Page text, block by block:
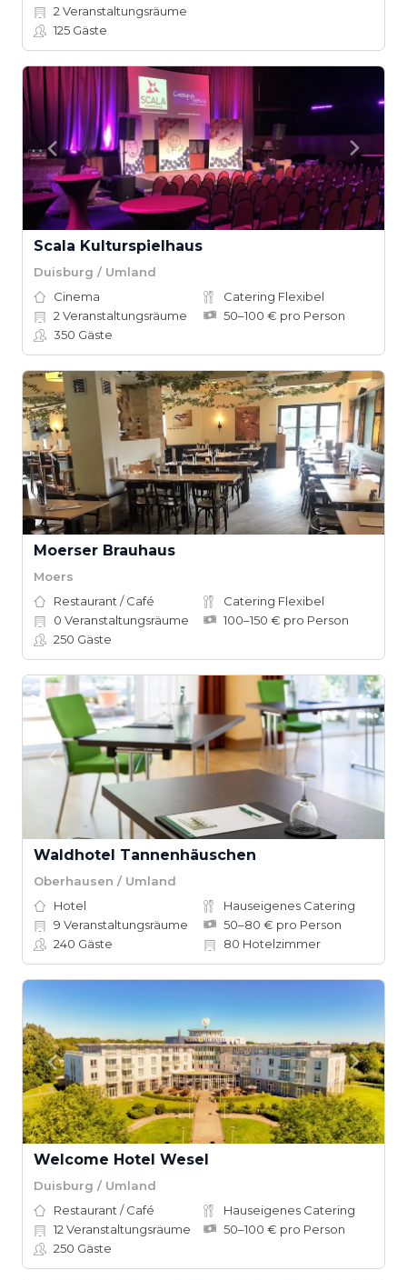
2 Veranstaltungsräume
125 Gäste
Scala Kulturspielhaus
Duisburg / Umland
Cinema
Catering Flexibel
2 Veranstaltungsräume
50–100 € pro Person
350 Gäste
Moerser Brauhaus
Moers
Restaurant / Café
Catering Flexibel
0 Veranstaltungsräume
100–150 € pro Person
250 Gäste
Waldhotel Tannenhäuschen
Oberhausen / Umland
Hotel
Hauseigenes Catering
9 Veranstaltungsräume
50–80 € pro Person
240 Gäste 80 Hotelzimmer
Welcome Hotel Wesel
Duisburg / Umland
Restaurant / Café
Hauseigenes Catering
12 Veranstaltungsräume
50–100 € pro Person
250 Gäste